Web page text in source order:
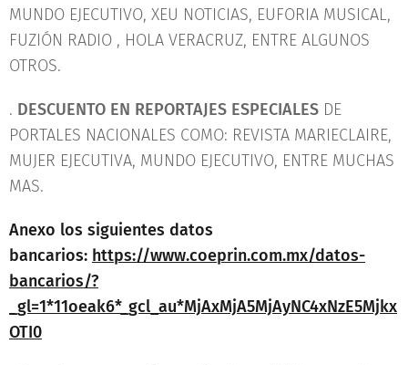
MUNDO EJECUTIVO, XEU NOTICIAS, EUFORIA MUSICAL,
FUZIÓN RADIO , HOLA VERACRUZ, ENTRE ALGUNOS
OTROS.
. DESCUENTO EN REPORTAJES ESPECIALES DE
PORTALES NACIONALES COMO: REVISTA MARIECLAIRE,
MUJER EJECUTIVA, MUNDO EJECUTIVO, ENTRE MUCHAS
MAS.
Anexo los siguientes datos
bancarios: https://www.coeprin.com.mx/datos-
bancarios/?
_gl=1*11oeak6*_gcl_au*MjAxMjA5MjAyNC4xNzE5Mjkx
OTI0